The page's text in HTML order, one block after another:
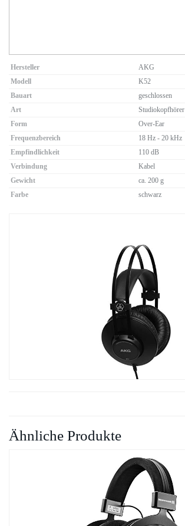
Hersteller
AKG
Modell
K52
Bauart
geschlossen
Art
Studiokopfhörer
Form
Over-Ear
Frequenzbereich
18 Hz - 20 kHz
Empfindlichkeit
110 dB
Verbindung
Kabel
Gewicht
ca. 200 g
Farbe
schwarz
Ähnliche Produkte